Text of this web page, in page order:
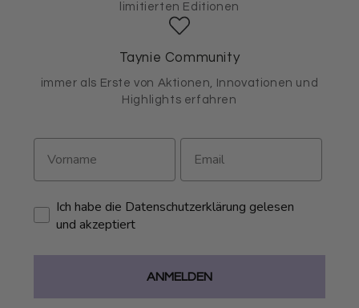
limitierten Editionen
Taynie Community
immer als Erste von Aktionen, Innovationen und
Highlights erfahren
Ich habe die Datenschutzerklärung gelesen
und akzeptiert
ANMELDEN